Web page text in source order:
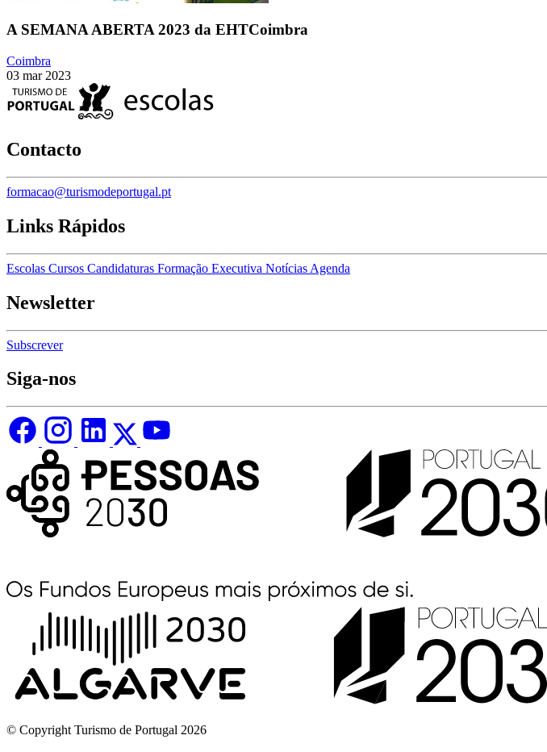
A SEMANA ABERTA 2023 da EHTCoimbra
Coimbra
03 mar 2023
Contacto
formacao@turismodeportugal.pt
Links Rápidos
Escolas Cursos Candidaturas Formação Executiva Notícias Agenda
Newsletter
Subscrever
Siga-nos
© Copyright Turismo de Portugal 2026